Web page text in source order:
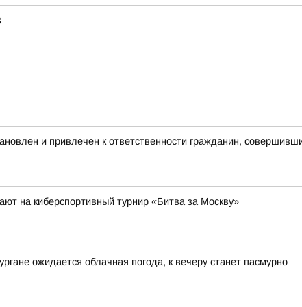
и привлечен к ответственности гражданин,
на киберспортивный турнир «Битва за Москву»
ожидается облачная погода, к вечеру станет пасмурно